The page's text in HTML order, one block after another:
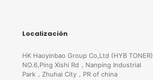
Localización
HK Haoyinbao Group Co,Ltd (HYB TONER)
NO.6,Ping Xishi Rd，Nanping Industrial
Park，Zhuhai City，PR of china